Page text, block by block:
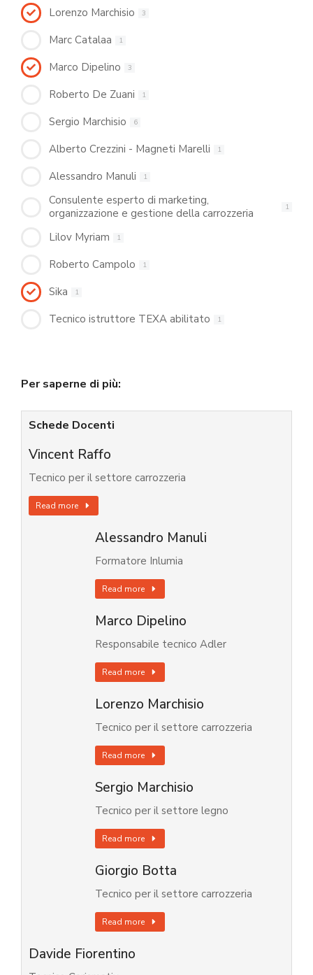
Lorenzo Marchisio 3
Marc Catalaa 1
Marco Dipelino 3
Roberto De Zuani 1
Sergio Marchisio 6
Alberto Crezzini - Magneti Marelli 1
Alessandro Manuli 1
Consulente esperto di marketing,
organizzazione e gestione della carrozzeria
1
Lilov Myriam 1
Roberto Campolo 1
Sika 1
Tecnico istruttore TEXA abilitato 1
Per saperne di più:
Schede Docenti
Vincent Raffo
Tecnico per il settore carrozzeria
Read more
Alessandro Manuli
Formatore Inlumia
Read more
Marco Dipelino
Responsabile tecnico Adler
Read more
Lorenzo Marchisio
Tecnico per il settore carrozzeria
Read more
Sergio Marchisio
Tecnico per il settore legno
Read more
Giorgio Botta
Tecnico per il settore carrozzeria
Read more
Davide Fiorentino